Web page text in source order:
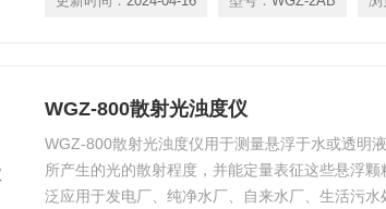
量。
WGZ-800散射光浊度仪
WGZ-800散射光浊度仪用于测量悬浮于水或透明
所产生的光的散射程度，并能定量表征这些悬浮
泛应用于发电厂、纯净水厂、自来水厂、生活污